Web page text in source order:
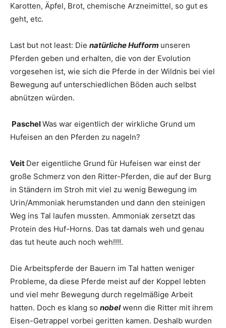
Karotten, Äpfel, Brot, chemische Arzneimittel, so gut es
geht, etc.
Last but not least: Die natürliche Hufform unseren
Pferden geben und erhalten, die von der Evolution
vorgesehen ist, wie sich die Pferde in der Wildnis bei viel
Bewegung auf unterschiedlichen Böden auch selbst
abnützen würden.
PaschelWas war eigentlich der wirkliche Grund um
Hufeisen an den Pferden zu nageln?
Veit Der eigentliche Grund für Hufeisen war einst der
große Schmerz von den Ritter-Pferden, die auf der Burg
in Ständern im Stroh mit viel zu wenig Bewegung im
Urin/Ammoniak herumstanden und dann den steinigen
Weg ins Tal laufen mussten. Ammoniak zersetzt das
Protein des Huf-Horns. Das tat damals weh und genau
das tut heute auch noch weh!!!!.
Die Arbeitspferde der Bauern im Tal hatten weniger
Probleme, da diese Pferde meist auf der Koppel lebten
und viel mehr Bewegung durch regelmäßige Arbeit
hatten. Doch es klang so nobelwenn die Ritter mit ihrem
Eisen-Getrappel vorbei geritten kamen. Deshalb wurden